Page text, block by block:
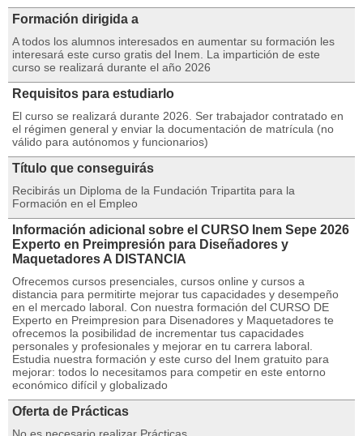
Formación dirigida a
A todos los alumnos interesados en aumentar su formación les
interesará este curso gratis del Inem. La impartición de este
curso se realizará durante el año 2026
Requisitos para estudiarlo
El curso se realizará durante 2026. Ser trabajador contratado en
el régimen general y enviar la documentación de matrícula (no
válido para autónomos y funcionarios)
Título que conseguirás
Recibirás un Diploma de la Fundación Tripartita para la
Formación en el Empleo
Información adicional sobre el CURSO Inem Sepe 2026
Experto en Preimpresión para Diseñadores y
Maquetadores A DISTANCIA
Ofrecemos cursos presenciales, cursos online y cursos a
distancia para permitirte mejorar tus capacidades y desempeño
en el mercado laboral. Con nuestra formación del CURSO DE
Experto en Preimpresion para Disenadores y Maquetadores te
ofrecemos la posibilidad de incrementar tus capacidades
personales y profesionales y mejorar en tu carrera laboral.
Estudia nuestra formación y este curso del Inem gratuito para
mejorar: todos lo necesitamos para competir en este entorno
económico difícil y globalizado
Oferta de Prácticas